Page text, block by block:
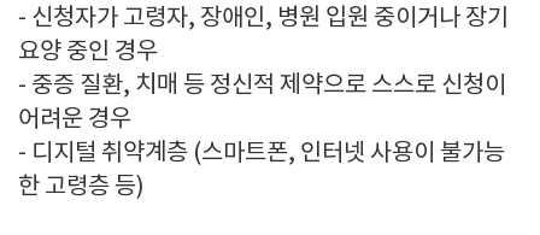
- 신청자가 고령자, 장애인, 병원 입원 중이거나 장기
요양 중인 경우
- 중증 질환, 치매 등 정신적 제약으로 스스로 신청이
어려운 경우
- 디지털 취약계층 (스마트폰, 인터넷 사용이 불가능
한 고령층 등)